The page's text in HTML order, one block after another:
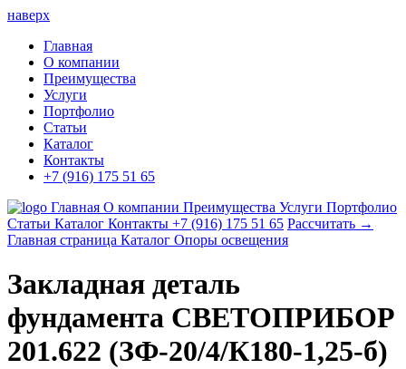
наверх
Главная
О компании
Преимущества
Услуги
Портфолио
Статьи
Каталог
Контакты
+7 (916) 175 51 65
Главная О компании Преимущества Услуги Портфолио
Статьи Каталог Контакты +7 (916) 175 51 65 Рассчитать →
Главная страница Каталог Опоры освещения
Закладная деталь
фундамента СВЕТОПРИБОР
201.622 (ЗФ-20/4/К180-1,25-б)